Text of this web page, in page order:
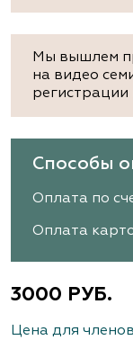
Мы вышлем
на видео
регистрации
3000 РУБ.
Цена для
Способы
Оплата по
Оплата